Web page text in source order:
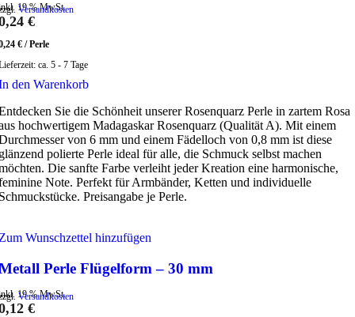
19 % MwSt.
Versandkosten
€
€ /Perle
ca. 5 - 7 Tage
den Warenkorb
Sie die Schönheit unserer Rosenquarz Perle in zartem Rosa
hochwertigem Madagaskar Rosenquarz (Qualität A). Mit einem
von 6 mm und einem Fädelloch von 0,8 mm ist diese
polierte Perle ideal für alle, die Schmuck selbst machen
Die sanfte Farbe verleiht jeder Kreation eine harmonische,
Note. Perfekt für Armbänder, Ketten und individuelle
Preisangabe je Perle.
Wunschzettel hinzufügen
Perle Flügelform – 30 mm
19 % MwSt.
Versandkosten
€